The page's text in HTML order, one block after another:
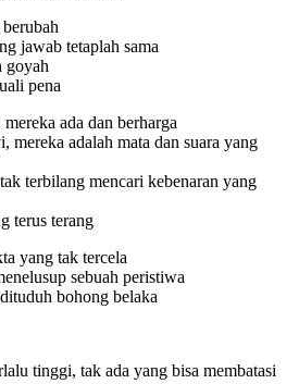
jawab tetaplah sama
goyah
pena
ada dan berharga
mereka adalah mata dan suara yang
terbilang mencari kebenaran yang
terus terang
yang tak tercela
sebuah peristiwa
bohong belaka
tinggi, tak ada yang bisa membatasi